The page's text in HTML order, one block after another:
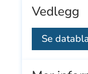
Vedlegg
Se